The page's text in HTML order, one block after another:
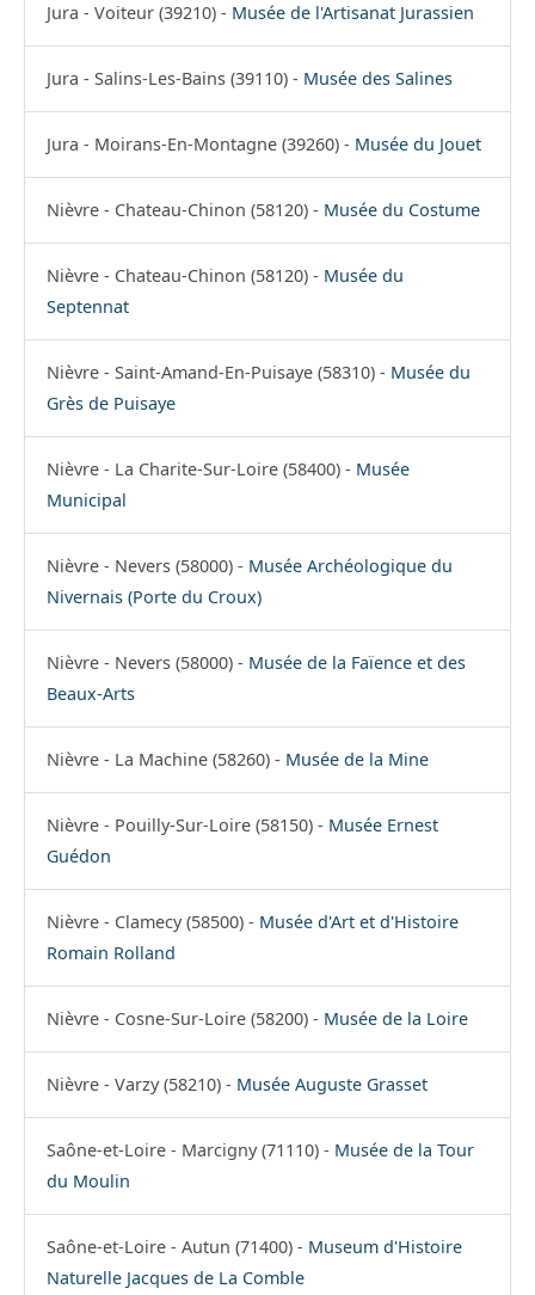
Jura - Voiteur (39210) - Musée de l'Artisanat Jurassien
Jura - Salins-Les-Bains (39110) - Musée des Salines
Jura - Moirans-En-Montagne (39260) - Musée du Jouet
Nièvre - Chateau-Chinon (58120) - Musée du Costume
Nièvre - Chateau-Chinon (58120) - Musée du
Septennat
Nièvre - Saint-Amand-En-Puisaye (58310) - Musée du
Grès de Puisaye
Nièvre - La Charite-Sur-Loire (58400) - Musée
Municipal
Nièvre - Nevers (58000) - Musée Archéologique du
Nivernais (Porte du Croux)
Nièvre - Nevers (58000) - Musée de la Faïence et des
Beaux-Arts
Nièvre - La Machine (58260) - Musée de la Mine
Nièvre - Pouilly-Sur-Loire (58150) - Musée Ernest
Guédon
Nièvre - Clamecy (58500) - Musée d'Art et d'Histoire
Romain Rolland
Nièvre - Cosne-Sur-Loire (58200) - Musée de la Loire
Nièvre - Varzy (58210) - Musée Auguste Grasset
Saône-et-Loire - Marcigny (71110) - Musée de la Tour
du Moulin
Saône-et-Loire - Autun (71400) - Museum d'Histoire
Naturelle Jacques de La Comble